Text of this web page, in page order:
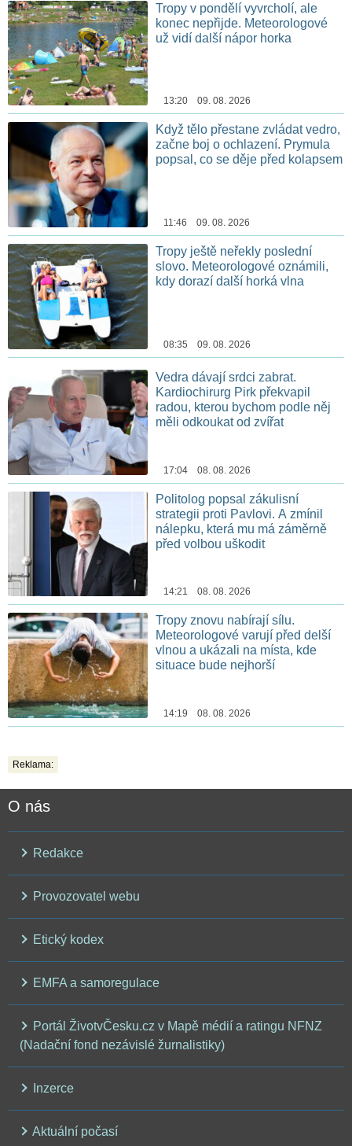
Tropy v pondělí vyvrcholí, ale
konec nepřijde. Meteorologové
už vidí další nápor horka
13:20 09. 08. 2026
Když tělo přestane zvládat vedro,
začne boj o ochlazení. Prymula
popsal, co se děje před kolapsem
11:46 09. 08. 2026
Tropy ještě neřekly poslední
slovo. Meteorologové oznámili,
kdy dorazí další horká vlna
08:35 09. 08. 2026
Vedra dávají srdci zabrat.
Kardiochirurg Pirk překvapil
radou, kterou bychom podle něj
měli odkoukat od zvířat
17:04 08. 08. 2026
Politolog popsal zákulisní
strategii proti Pavlovi. A zmínil
nálepku, která mu má záměrně
před volbou uškodit
14:21 08. 08. 2026
Tropy znovu nabírají sílu.
Meteorologové varují před delší
vlnou a ukázali na místa, kde
situace bude nejhorší
14:19 08. 08. 2026
Reklama:
O nás
Redakce
Provozovatel webu
Etický kodex
EMFA a samoregulace
Portál ŽivotvČesku.cz v Mapě médií a ratingu NFNZ
(Nadační fond nezávislé žurnalistiky)
Inzerce
Aktuální počasí